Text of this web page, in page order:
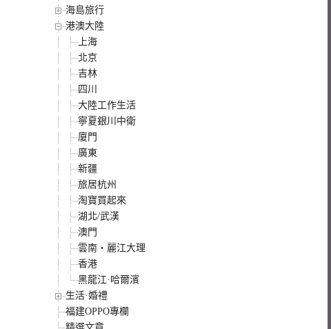
海島旅行
港澳大陸
上海
北京
吉林
四川
大陸工作生活
寧夏銀川中衛
廈門
廣東
新疆
旅居杭州
淘寶買起來
湖北/武漢
澳門
雲南‧麗江大理
香港
黑龍江·哈爾濱
生活·婚禮
福建OPPO專欄